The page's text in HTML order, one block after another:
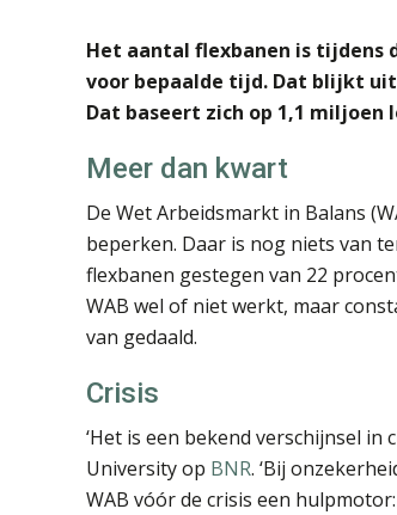
Het aantal flexbanen is tijdens
voor bepaalde tijd. Dat blijkt
Dat baseert zich op 1,1 miljoen
Meer dan kwart
De Wet Arbeidsmarkt in Balans
beperken. Daar is nog niets van
flexbanen gestegen van 22
WAB wel of niet werkt, maar
van gedaald.
Crisis
‘Het is een bekend verschijnsel
University op BNR. ‘Bij
WAB vóór de crisis een